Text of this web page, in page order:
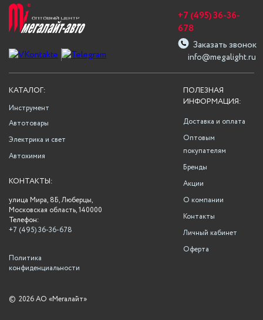
info@megalight.ru
+7 (495) 36-36-
678
Заказать звонок
ПОЛЕЗНАЯ
ИНФОРМАЦИЯ:
Доставка и оплата
Оптовым
покупателям
Бренды
Акции
О компании
Контакты
Личный кабинет
Оферта
КАТАЛОГ:
Инструмент
Автотовары
Электрика и свет
Автохимия
КОНТАКТЫ:
улица Мира, 8Б, Люберцы,
Московская область, 140000
Телефон:
+7 (495) 36-36-678
Политика
конфиденциальности
© 2026 АО «Мегалайт»